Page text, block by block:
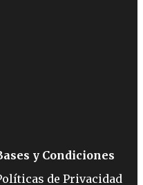
y Condiciones
de Privacidad